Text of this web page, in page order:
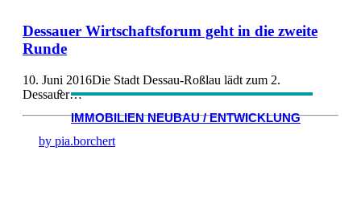
IMMOBILIEN NEUBAU / ENTWICKLUNG
Dessauer Wirtschaftsforum geht in die zweite
Runde
10. Juni 2016Die Stadt Dessau-Roßlau lädt zum 2.
Dessauer…
by pia.borchert